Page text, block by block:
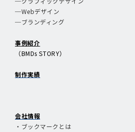
─Webデザイン
─ブランディング
事例紹介
（BMDs STORY）
制作実績
会社情報
・ブックマークとは